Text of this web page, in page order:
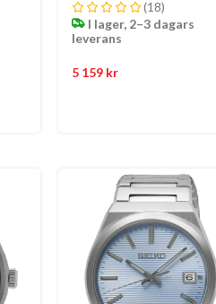
(18)
I lager, 2–3 dagars
leverans
5 159 kr